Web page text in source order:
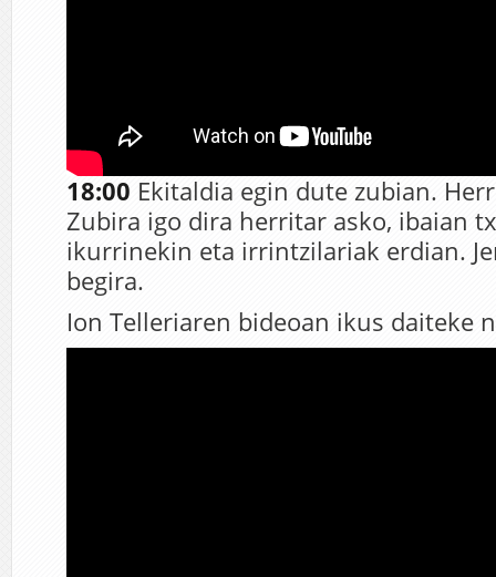
18:00 Ekitaldia egin dute zubian.
Zubira igo dira herritar asko, ibaian
ikurrinekin eta irrintzilariak erdian.
begira.
Ion Telleriaren bideoan ikus daiteke